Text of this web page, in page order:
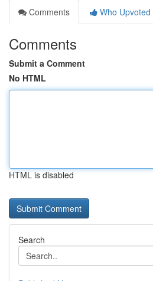
Comments
Who Upvoted
Comments
Submit a Comment
No HTML
HTML is disabled
Search